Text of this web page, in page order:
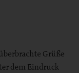
Grüße
dem Eindruck